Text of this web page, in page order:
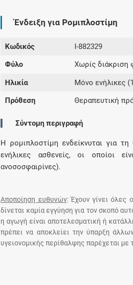
Ένδειξη για Ρομιπλοστίμη
Κωδικός I-882329
Φύλο Χωρίς διάκριση
Ηλικία Μόνο ενήλικες
Πρόθεση Θεραπευτική
Σύντομη περιγραφή
Η ρομιπλοστίμη ενδείκνυται για
ενήλικες ασθενείς, οι οποίοι
ανοσοσφαιρίνες).
Αποποίηση ευθυνών: Έχουν γίνει όλες
δίνεται καμία εγγύηση για τον σκοπό
η αγωγή είναι αποτελεσματική ή
πρέπει να αποκλείει την ύπαρξη
υγειονομικής περίθαλψης παρέχεται